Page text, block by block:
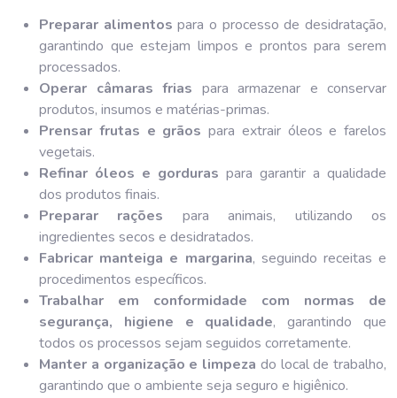
Preparar alimentos para o processo de desidratação,
garantindo que estejam limpos e prontos para serem
processados.
Operar câmaras frias para armazenar e conservar
produtos, insumos e matérias-primas.
Prensar frutas e grãos para extrair óleos e farelos
vegetais.
Refinar óleos e gorduras para garantir a qualidade
dos produtos finais.
Preparar rações para animais, utilizando os
ingredientes secos e desidratados.
Fabricar manteiga e margarina, seguindo receitas e
procedimentos específicos.
Trabalhar em conformidade com normas de
segurança, higiene e qualidade, garantindo que
todos os processos sejam seguidos corretamente.
Manter a organização e limpeza do local de trabalho,
garantindo que o ambiente seja seguro e higiênico.